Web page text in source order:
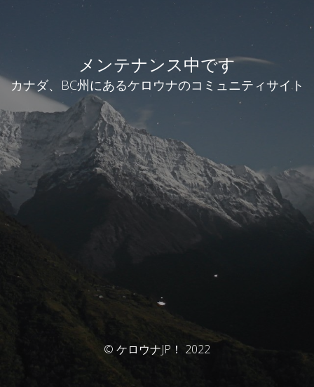
メンテナンス中です
カナダ、BC州にあるケロウナのコミュニティサイト
© ケロウナJP！ 2022